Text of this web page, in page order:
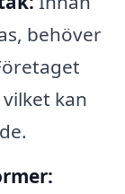
behöver
kan